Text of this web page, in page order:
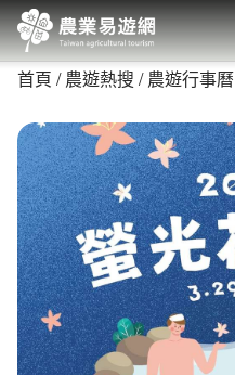
跳
到
主
首頁
農遊熱搜 農遊行事曆